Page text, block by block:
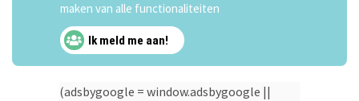
maken van alle functionaliteiten
Ik meld me aan!
(adsbygoogle = window.adsbygoogle ||